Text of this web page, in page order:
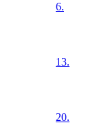
6.
13.
20.